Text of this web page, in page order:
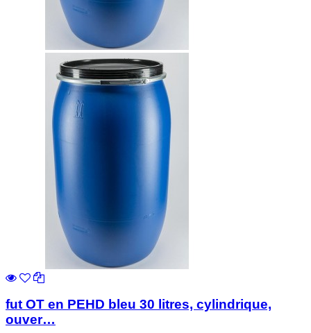
fut OT en PEHD bleu 30 litres, cylindrique,
ouver…